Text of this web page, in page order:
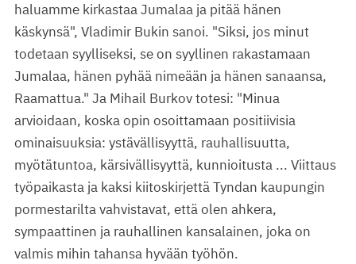
haluamme kirkastaa Jumalaa ja pitää hänen
käskynsä", Vladimir Bukin sanoi. "Siksi, jos minut
todetaan syylliseksi, se on syyllinen rakastamaan
Jumalaa, hänen pyhää nimeään ja hänen sanaansa,
Raamattua." Ja Mihail Burkov totesi: "Minua
arvioidaan, koska opin osoittamaan positiivisia
ominaisuuksia: ystävällisyyttä, rauhallisuutta,
myötätuntoa, kärsivällisyyttä, kunnioitusta ... Viittaus
työpaikasta ja kaksi kiitoskirjettä Tyndan kaupungin
pormestarilta vahvistavat, että olen ahkera,
sympaattinen ja rauhallinen kansalainen, joka on
valmis mihin tahansa hyvään työhön.